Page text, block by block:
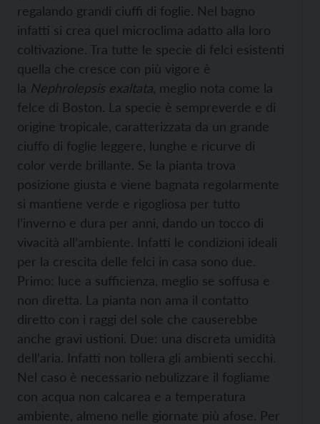
regalando grandi ciuffi di foglie. Nel bagno
infatti si crea quel microclima adatto alla loro
coltivazione. Tra tutte le specie di felci esistenti
quella che cresce con più vigore è
la Nephrolepsis exaltata meglio nota come la
felce di Boston. La specie è sempreverde e di
origine tropicale, caratterizzata da un grande
ciuffo di foglie leggere, lunghe e ricurve di
color verde brillante. Se la pianta trova
posizione giusta e viene bagnata regolarmente
si mantiene verde e rigogliosa per tutto
l’inverno e dura per anni, dando un tocco di
vivacità all’ambiente. Infatti le condizioni ideali
per la crescita delle felci in casa sono due.
Primo: luce a sufficienza, meglio se soffusa e
non diretta. La pianta non ama il contatto
diretto con i raggi del sole che causerebbe
anche gravi ustioni. Due: una discreta umidità
dell’aria. Infatti non tollera gli ambienti secchi.
Nel caso è necessario nebulizzare il fogliame
con acqua non calcarea e a temperatura
ambiente, almeno nelle giornate più afose. Per